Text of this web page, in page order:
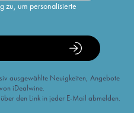
zu, um personalisierte
ausgewählte Neuigkeiten, Angebote
iDealwine.
den Link in jeder E-Mail abmelden.